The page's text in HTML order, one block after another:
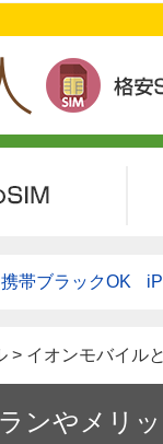
> イオンモバイル
ンやメリ
携帯ブラックOK